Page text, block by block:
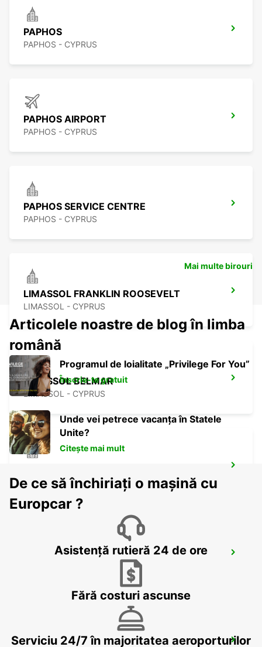
PAPHOS
PAPHOS - CYPRUS
PAPHOS AIRPORT
PAPHOS - CYPRUS
PAPHOS SERVICE CENTRE
PAPHOS - CYPRUS
LIMASSOL FRANKLIN ROOSEVELT
LIMASSOL - CYPRUS
LIMASSOL BELMAR
LIMASSOL - CYPRUS
NICOSIA - CYPRUS
LARNACA
LARNACA AIRPORT
Mai multe birouri
Articolele noastre de blog în limba
română
Programul de loialitate „Privilege For You”
Înscrie-te gratuit
Unde vei petrece vacanța în Statele
Unite?
Citește mai mult
De ce să închiriați o mașină cu
Europcar ?
Asistență rutieră 24 de ore
Fără costuri ascunse
Serviciu 24/7 în majoritatea aeroporturilor